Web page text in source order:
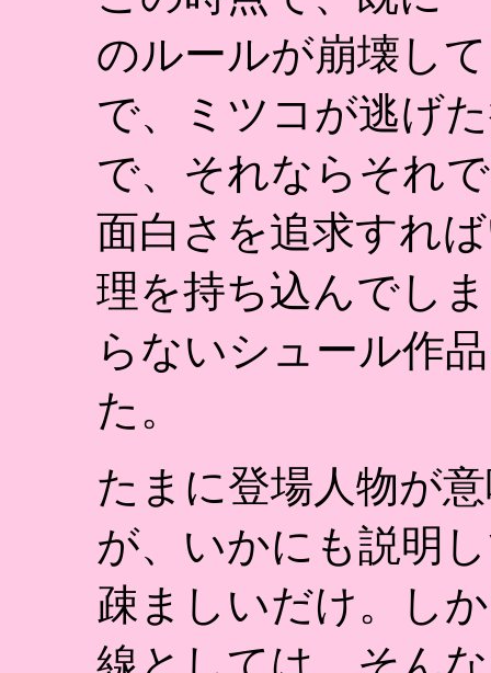
のルールが崩壊し
で、ミツコが逃げ
で、それならそれ
面白さを追求すれ
理を持ち込んでし
らないシュール作
た。
たまに登場人物が
が、いかにも説明
疎ましいだけ。し